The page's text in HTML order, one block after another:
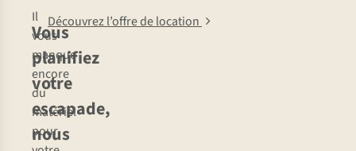
Vous
planifiez
votre
escapade,
nous
Il
vous
manque
encore
du
matériel
pour
Découvrez l’offre de location